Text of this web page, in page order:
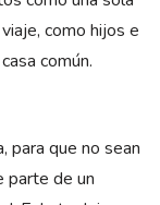
como hijos e
común.
para que no sean
parte de un